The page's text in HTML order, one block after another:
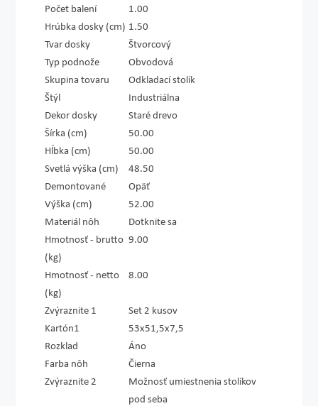
Počet balení
1.00
Hrúbka dosky (cm) 1.50
Tvar dosky
Štvorcový
Typ podnože
Obvodová
Skupina tovaru
Odkladací stolík
Štýl
Industriálna
Dekor dosky
Staré drevo
Šírka (cm)
50.00
Hĺbka (cm)
50.00
Svetlá výška (cm)
48.50
Demontované
Opäť
Výška (cm)
52.00
Materiál nôh
Dotknite sa
Hmotnosť - brutto
(kg)
9.00
Hmotnosť - netto
(kg)
8.00
Zvýraznite 1
Set 2 kusov
Kartón1
53x51,5x7,5
Rozklad
Áno
Farba nôh
Čierna
Zvýraznite 2
Možnosť umiestnenia stolíkov
pod seba